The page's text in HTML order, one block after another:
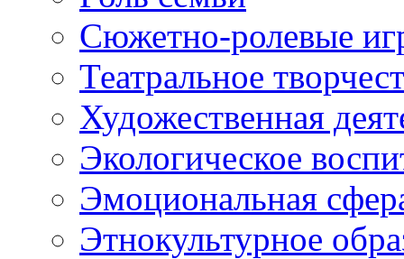
Сюжетно-ролевые
Театральное
Художественная
Экологическое
Эмоциональная
Этнокультурное